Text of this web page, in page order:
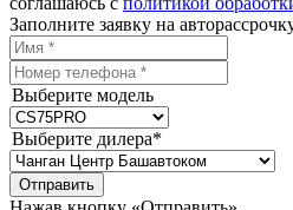
Заполните заявку на
Выберите модель
Выберите дилера*
Отправить